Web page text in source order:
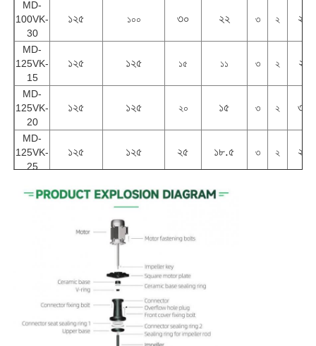
MD-
100VK-
30
১২৫ ১০০ ৩০ ২২ ৩ ২ ২৫৫
MD-
125VK-
15
১২৫ ১২৫ ১৫ ১১ ৩ ২ ২১০
MD-
125VK-
20
১২৫ ১২৫ ২০ ১৫ ৩ ২ ৩২০
MD-
125VK-
25
১২৫ ১২৫ ২৫ ১৮.৫ ৩ ২ ২৭০
MD-
৪০